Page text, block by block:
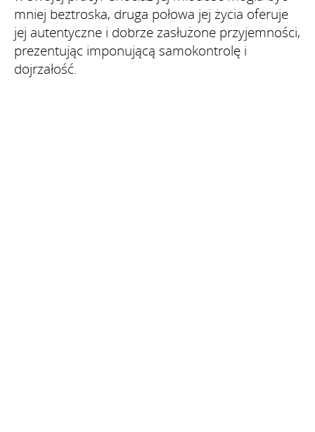
mniej beztroska, druga połowa jej życia oferuje
jej autentyczne i dobrze zasłużone przyjemności,
prezentując imponującą samokontrolę i
dojrzałość.